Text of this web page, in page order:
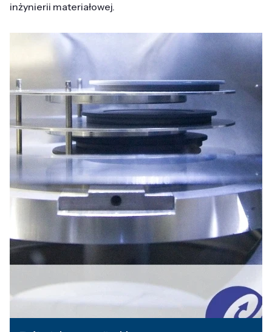
inżynierii materiałowej.